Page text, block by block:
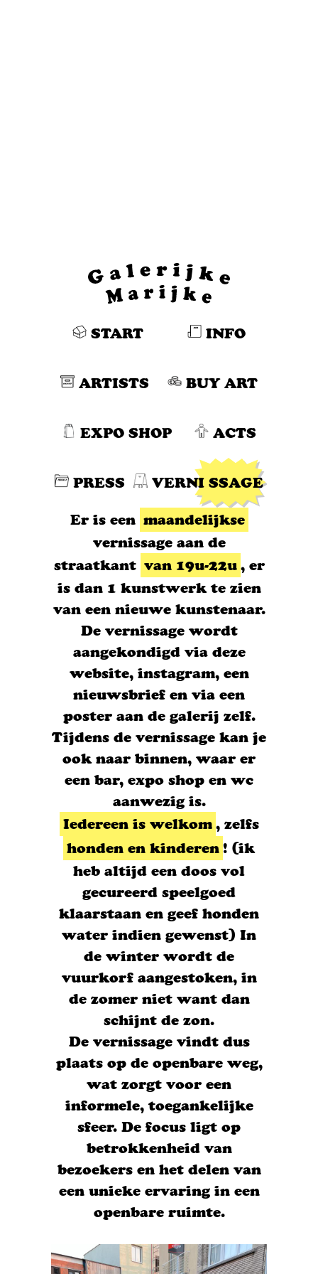
START INFO
ARTISTS BUY ART
EXPO SHOP ACTS
PRESS VERNI SSAGE
Er is een maandelijkse
vernissage aan de
straatkant van 19u-22u , er
is dan 1 kunstwerk te zien
van een nieuwe kunstenaar.
De vernissage wordt
aangekondigd via deze
website, instagram, een
nieuwsbrief en via een
poster aan de galerij zelf.
Tijdens de vernissage kan je
ook naar binnen, waar er
een bar, expo shop en wc
aanwezig is.
Iedereen is welkom , zelfs
honden en kinderen ! (ik
heb altijd een doos vol
gecureerd speelgoed
klaarstaan en geef honden
water indien gewenst) In
de winter wordt de
vuurkorf aangestoken, in
de zomer niet want dan
schijnt de zon.
De vernissage vindt dus
plaats op de openbare weg,
wat zorgt voor een
informele, toegankelijke
sfeer. De focus ligt op
betrokkenheid van
bezoekers en het delen van
een unieke ervaring in een
openbare ruimte.